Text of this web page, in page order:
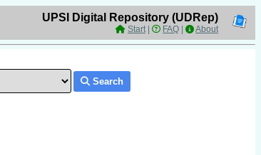
UPSI Digital Repository (UDRep)
Start| FAQ About
Search